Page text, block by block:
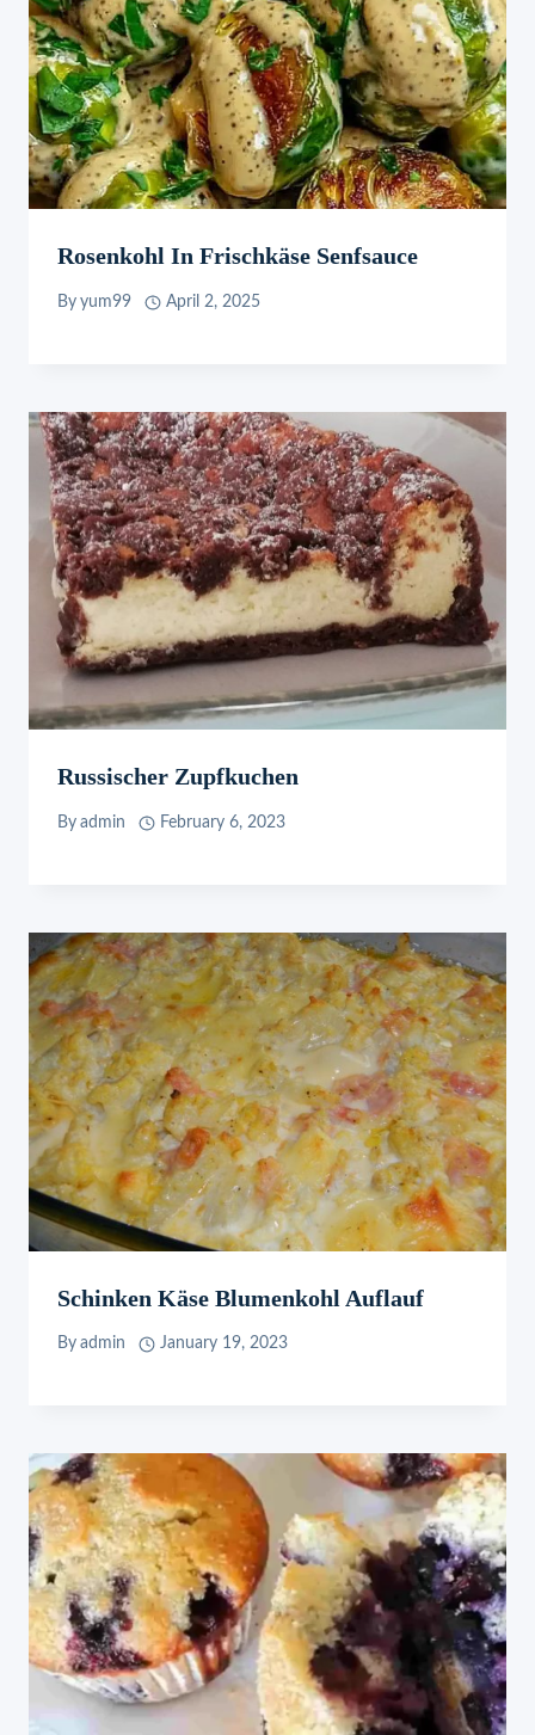
Rosenkohl In Frischkäse Senfsauce
By yum99 April 2, 2025
Russischer Zupfkuchen
By admin February 6, 2023
Schinken Käse Blumenkohl Auflauf
By admin January 19, 2023